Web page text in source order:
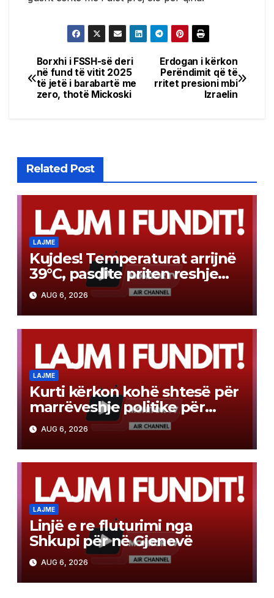
Post
navigation
Erdogan i kërkon
Perëndimit që të
rritet presioni mbi
Izraelin
Borxhi i FSSH-së deri
në fund të vitit 2025
të jetë i barabartë me
zero, thotë Mickoski
Related Post
LAJME
Kujdes! Temperaturat arrijnë
39°C, pasdite priten reshje
dhe bubullima
AUG 6, 2026
LAJME
Kurti kërkon kohë shtesë për
marrëveshje politike për
presidentin, shtyhet seanca
konstituive
AUG 6, 2026
LAJME
Linjë e re fluturimi nga
Shkupi për në Gjenevë
AUG 6, 2026